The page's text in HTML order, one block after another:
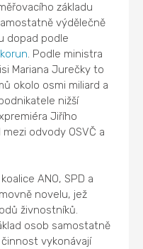
základu
výdělečně
dopad podle
korun. Podle ministra
Mariana Jurečky to
okolo osmi miliard a
nižší
Jiřího
odvody OSVČ a
ANO, SPD a
novelu, jež
živnostníků.
osob samostatně
vykonávají